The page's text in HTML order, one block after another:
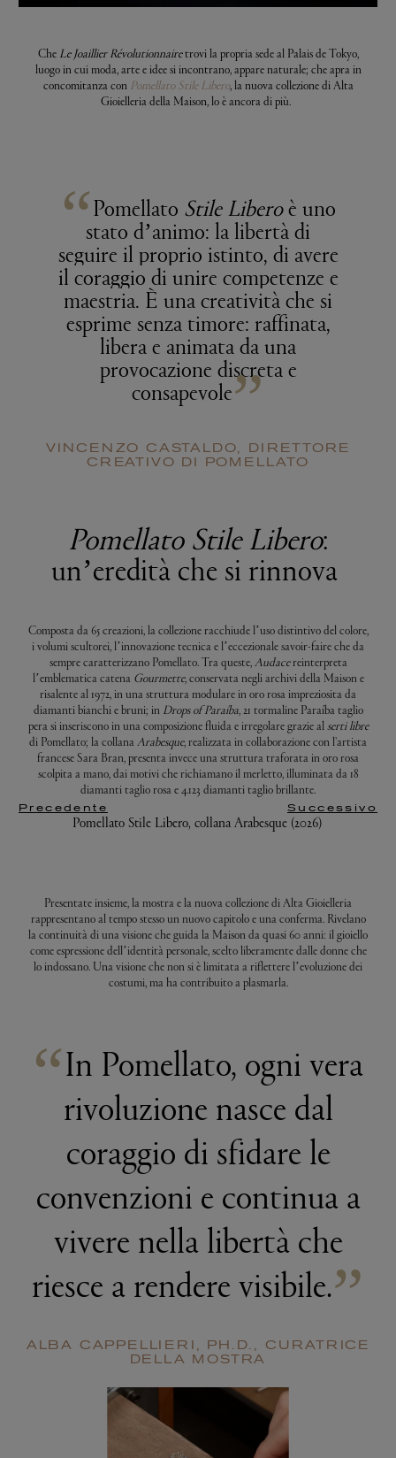
Che Le Joaillier Révolutionnairetrovi la propria sede al Palais de Tokyo,
luogo in cui moda, arte e idee si incontrano, appare naturale; che apra in
concomitanza con Pomellato Stile Libero, la nuova collezione di Alta
Gioielleria della Maison, lo è ancora di più.
“Pomellato Stile Liberoè uno
stato d’animo: la libertà di
seguire il proprio istinto, di avere
il coraggio di unire competenze e
maestria. È una creatività che si
esprime senza timore: raffinata,
libera e animata da una
provocazione discreta e
consapevole”
VINCENZO CASTALDO, DIRETTORE
CREATIVO DI POMELLATO
Pomellato Stile Libero:
un’eredità che si rinnova
Composta da 65 creazioni, la collezione racchiude l’uso distintivo del colore,
i volumi scultorei, l’innovazione tecnica e l’eccezionale savoir-faire che da
sempre caratterizzano Pomellato. Tra queste,Audacereinterpreta
l’emblematica catena Gourmette, conservata negli archivi della Maison e
risalente al 1972, in una struttura modulare in oro rosa impreziosita da
diamanti bianchi e bruni; in Drops of Paraíba, 21 tormaline Paraíba taglio
pera si inseriscono in una composizione fluida e irregolare grazie alserti libre
di Pomellato; la collana Arabesque, realizzata in collaborazione con l'artista
francese Sara Bran, presenta invece una struttura traforata in oro rosa
scolpita a mano, dai motivi che richiamano il merletto, illuminata da 18
diamanti taglio rosa e 4.123 diamanti taglio brillante.
Precedente Successivo
Pomellato Stile Libero, collana Arabesque (2026)
Presentate insieme, la mostra e la nuova collezione di Alta Gioielleria
rappresentano al tempo stesso un nuovo capitolo e una conferma. Rivelano
la continuità di una visione che guida la Maison da quasi 60 anni: il gioiello
come espressione dell’identità personale, scelto liberamente dalle donne che
lo indossano. Una visione che non si è limitata a riflettere l’evoluzione dei
costumi, ma ha contribuito a plasmarla.
“In Pomellato, ogni vera
rivoluzione nasce dal
coraggio di sfidare le
convenzioni e continua a
vivere nella libertà che
riesce a rendere visibile.”
ALBA CAPPELLIERI, PH.D., CURATRICE
DELLA MOSTRA